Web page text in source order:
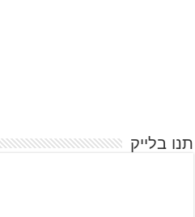
תנו בלייק